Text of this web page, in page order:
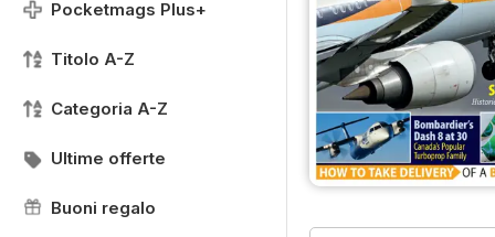
Pocketmags Plus+
Titolo A-Z
Categoria A-Z
Ultime offerte
Buoni regalo